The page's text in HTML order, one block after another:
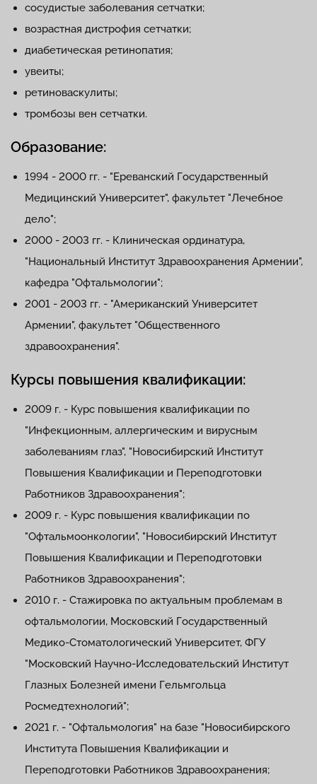
сосудистые заболевания сетчатки;
возрастная дистрофия сетчатки;
диабетическая ретинопатия;
увеиты;
ретиноваскулиты;
тромбозы вен сетчатки.
Образование:
1994 - 2000 гг. - "Ереванский Государственный
Медицинский Университет", факультет "Лечебное
дело";
2000 - 2003 гг. - Клиническая ординатура,
"Национальный Институт Здравоохранения Армении",
кафедра "Офтальмологии";
2001 - 2003 гг. - "Американский Университет
Армении", факультет "Общественного
здравоохранения".
Курсы повышения квалификации:
2009 г. - Курс повышения квалификации по
"Инфекционным, аллергическим и вирусным
заболеваниям глаз", "Новосибирский Институт
Повышения Квалификации и Переподготовки
Работников Здравоохранения";
2009 г. - Курс повышения квалификации по
"Офтальмоонкологии", "Новосибирский Институт
Повышения Квалификации и Переподготовки
Работников Здравоохранения";
2010 г. - Стажировка по актуальным проблемам в
офтальмологии, Московский Государственный
Медико-Стоматологический Университет, ФГУ
"Московский Научно-Исследовательский Институт
Глазных Болезней имени Гельмгольца
Росмедтехнологий";
2021 г. - "Офтальмология" на базе "Новосибирского
Института Повышения Квалификации и
Переподготовки Работников Здравоохранения;